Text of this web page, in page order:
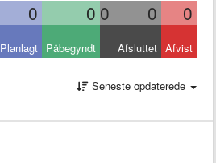
0 0 0 0 0
Planlagt Påbegyndt Afsluttet Afvist
Seneste opdaterede